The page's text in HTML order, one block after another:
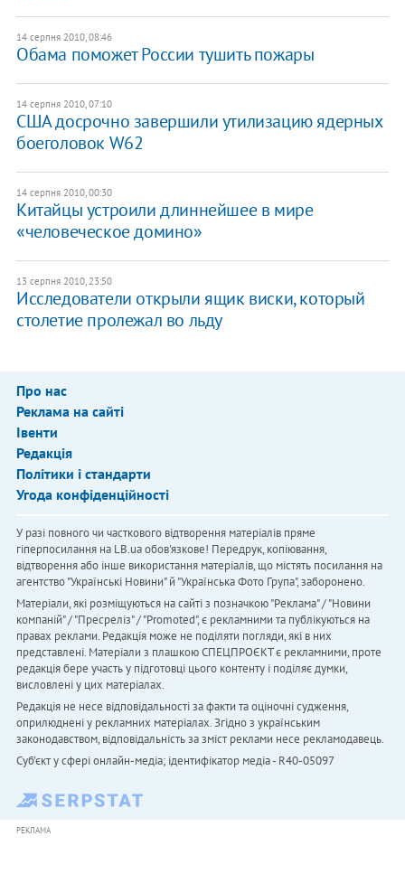
14 серпня 2010, 08:46
Обама поможет России тушить пожары
14 серпня 2010, 07:10
США досрочно завершили утилизацию ядерных
боеголовок W62
14 серпня 2010, 00:30
Китайцы устроили длиннейшее в мире
«человеческое домино»
13 серпня 2010, 23:50
Исследователи открыли ящик виски, который
столетие пролежал во льду
Про нас
Реклама на сайті
Івенти
Редакція
Політики і стандарти
Угода конфіденційності
У разі повного чи часткового відтворення матеріалів пряме
гіперпосилання на LB.ua обов'язкове! Передрук, копіювання,
відтворення або інше використання матеріалів, що містять посилання на
агентство "Українськi Новини" й "Українська Фото Група", заборонено.
Матеріали, які розміщуються на сайті з позначкою "Реклама" / "Новини
компаній" / "Пресреліз" / "Promoted", є рекламними та публікуються на
правах реклами. Редакція може не поділяти погляди, які в них
представлені. Матеріали з плашкою СПЕЦПРОЄКТ є рекламними, проте
редакція бере участь у підготовці цього контенту і поділяє думки,
висловлені у цих матеріалах.
Редакція не несе відповідальності за факти та оціночні судження,
оприлюднені у рекламних матеріалах. Згідно з українським
законодавством, відповідальність за зміст реклами несе рекламодавець.
Cуб'єкт у сфері онлайн-медіа; ідентифікатор медіа - R40-05097
РЕКЛАМА